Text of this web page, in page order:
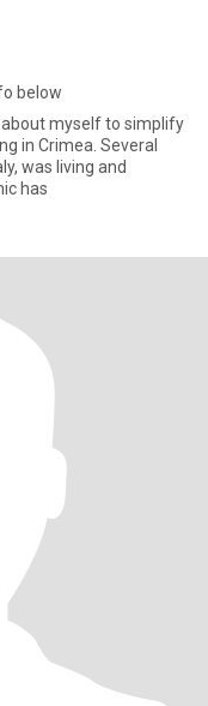
below
about myself to simplify
was living and
has